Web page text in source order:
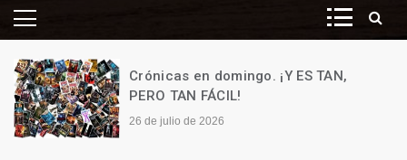
Crónicas en domingo. ¡Y ES TAN,
PERO TAN FÁCIL!
26 de julio de 2026